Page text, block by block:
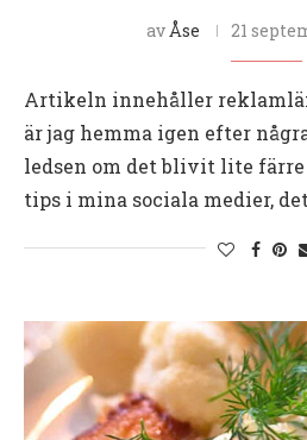
av Åse 21
Artikeln innehåller
är jag hemma igen efter
ledsen om det blivit lite
tips i mina sociala medier,